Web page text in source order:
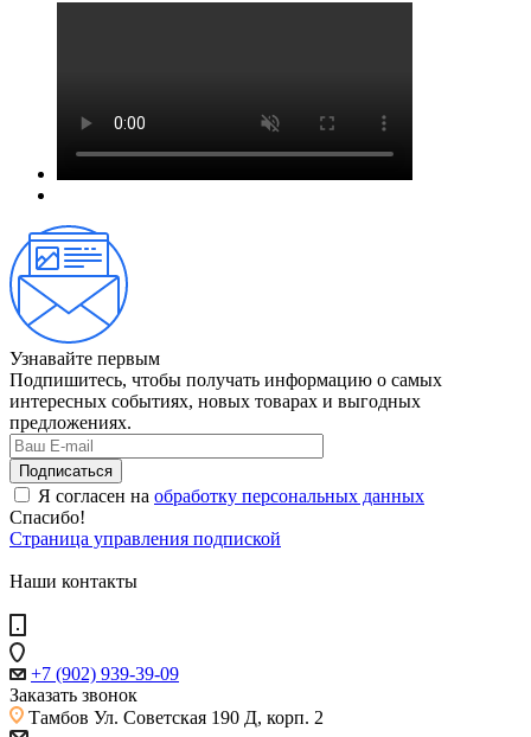
Узнавайте первым
Подпишитесь, чтобы получать информацию о самых
интересных событиях, новых товарах и выгодных
предложениях.
Я согласен на обработку персональных данных
Спасибо!
Страница управления подпиской
Наши контакты
+7 (902) 939-39-09
Заказать звонок
Тамбов Ул. Советская 190 Д, корп. 2